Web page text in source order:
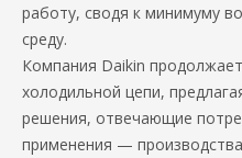
работу, сводя к минимуму
среду.
Компания Daikin
холодильной цепи,
решения, отвечающие
применения —